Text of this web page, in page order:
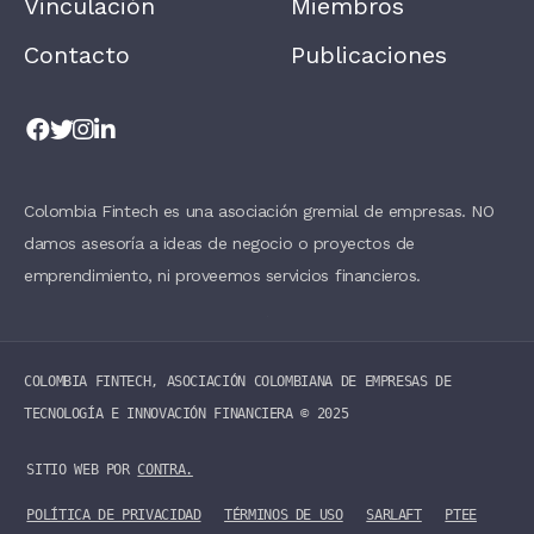
H
S
L
A
K
Contacto
Publicaciones
Colombia Fintech es una asociación gremial de empresas. NO
damos asesoría a ideas de negocio o proyectos de
emprendimiento, ni proveemos servicios financieros.
COLOMBIA FINTECH, ASOCIACIÓN COLOMBIANA DE EMPRESAS DE
TECNOLOGÍA E INNOVACIÓN FINANCIERA ©️ 2025
SITIO WEB POR CONTRA.
POLÍTICA DE PRIVACIDAD TÉRMINOS DE USO SARLAFT PTEE